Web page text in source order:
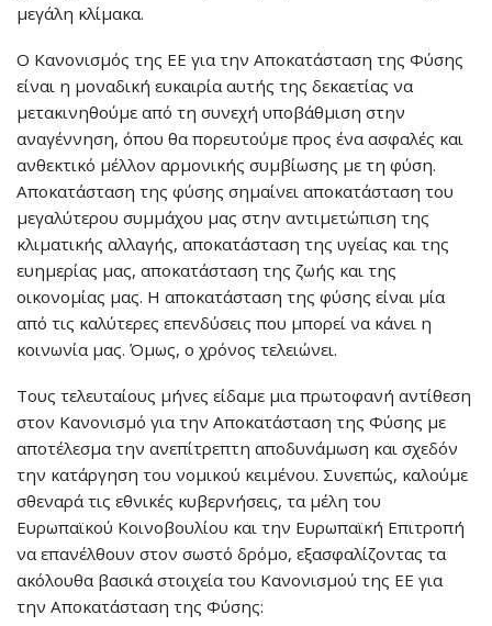
μεγάλη κλίμακα.
Ο Κανονισμός της ΕΕ για την Αποκατάσταση της Φύσης
είναι η μοναδική ευκαιρία αυτής της δεκαετίας να
μετακινηθούμε από τη συνεχή υποβάθμιση στην
αναγέννηση, όπου θα πορευτούμε προς ένα ασφαλές και
ανθεκτικό μέλλον αρμονικής συμβίωσης με τη φύση.
Αποκατάσταση της φύσης σημαίνει αποκατάσταση του
μεγαλύτερου συμμάχου μας στην αντιμετώπιση της
κλιματικής αλλαγής, αποκατάσταση της υγείας και της
ευημερίας μας, αποκατάσταση της ζωής και της
οικονομίας μας. Η αποκατάσταση της φύσης είναι μία
από τις καλύτερες επενδύσεις που μπορεί να κάνει η
κοινωνία μας. Όμως, ο χρόνος τελειώνει.
Τους τελευταίους μήνες είδαμε μια πρωτοφανή αντίθεση
στον Κανονισμό για την Αποκατάσταση της Φύσης με
αποτέλεσμα την ανεπίτρεπτη αποδυνάμωση και σχεδόν
την κατάργηση του νομικού κειμένου. Συνεπώς, καλούμε
σθεναρά τις εθνικές κυβερνήσεις, τα μέλη του
Ευρωπαϊκού Κοινοβουλίου και την Ευρωπαϊκή Επιτροπή
να επανέλθουν στον σωστό δρόμο, εξασφαλίζοντας τα
ακόλουθα βασικά στοιχεία του Κανονισμού της ΕΕ για
την Αποκατάσταση της Φύσης: